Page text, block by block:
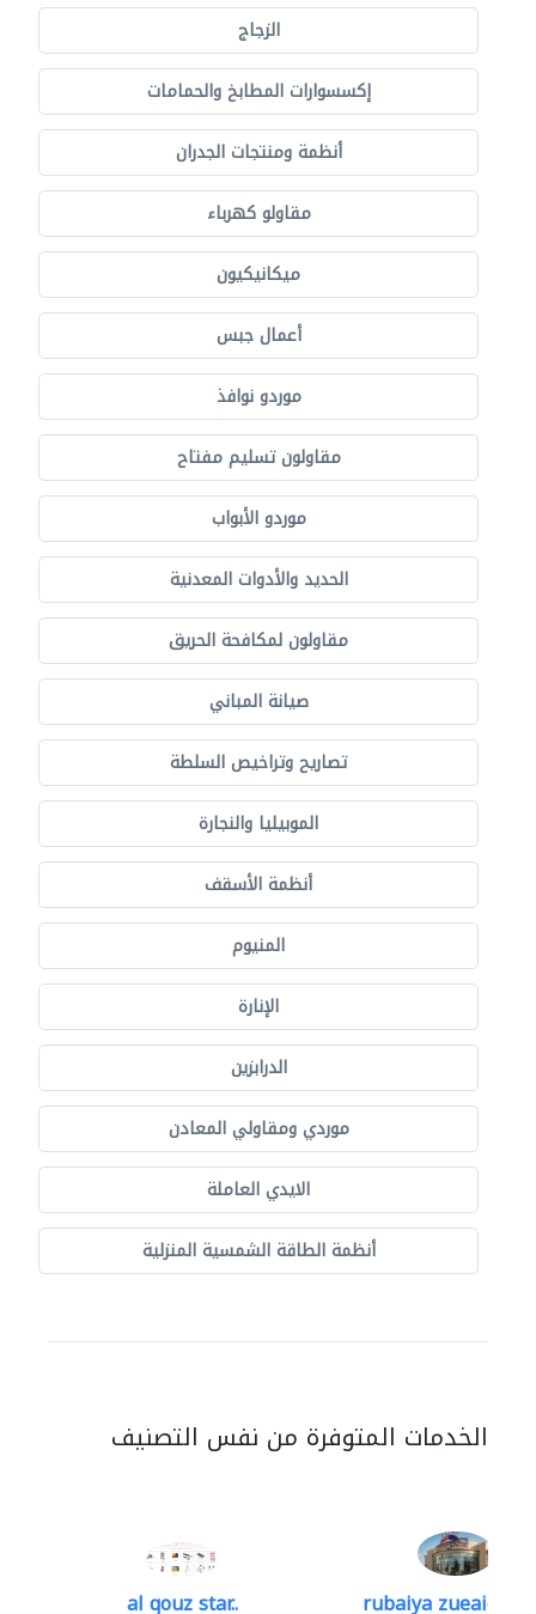
الزجاج
إكسسوارات المطابخ والحمامات
أنظمة ومنتجات الجدران
مقاولو كهرباء
ميكانيكيون
أعمال جبس
موردو نوافذ
مقاولون تسليم مفتاح
موردو الأبواب
الحديد والأدوات المعدنية
مقاولون لمكافحة الحريق
صيانة المباني
تصاريح وتراخيص السلطة
الموبيليا والنجارة
أنظمة الأسقف
المنيوم
الإنارة
الدرابزين
موردي ومقاولي المعادن
الايدي العاملة
أنظمة الطاقة الشمسية المنزلية
الخدمات المتوفرة من نفس التصنيف
al qouz star.. rubaiya zueaid